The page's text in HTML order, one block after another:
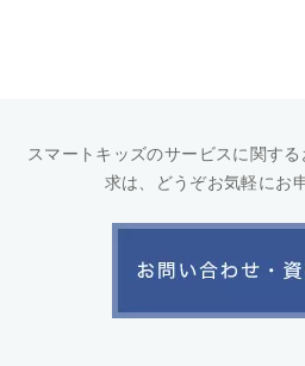
スマートキッズのサービスに関す
求は、どうぞお気軽にお